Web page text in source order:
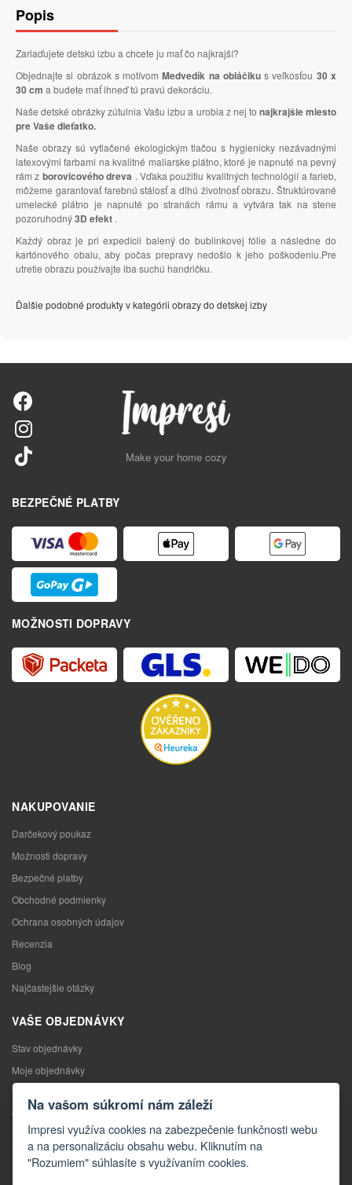
Popis
Zariaďujete detskú izbu a chcete ju mať čo najkrajší?
Objednajte si obrázok s motívomMedvedík na obláčikus veľkosťou 30 x
30 cm a budete mať ihneď tú pravú dekoráciu.
Naše detské obrázky zútulnia Vašu izbu a urobia z nej to najkrajšie miesto
pre Vaše dieťatko.
Naše obrazy sú vytlačené ekologickým tlačou s hygienicky nezávadnými
latexovými farbami na kvalitné maliarske plátno, ktoré je napnuté na pevný
rám z borovicového dreva . Vďaka použitiu kvalitných technológií a farieb,
môžeme garantovať farebnú stálosť a dlhú životnosť obrazu. Štruktúrované
umelecké plátno je napnuté po stranách rámu a vytvára tak na stene
pozoruhodný3D efekt .
Každý obraz je pri expedícii balený do bublinkovej fólie a následne do
kartónového obalu, aby počas prepravy nedošlo k jeho poškodeniu.Pre
utretie obrazu používajte iba suchú handričku.
Ďalšie podobné produkty v kategórii obrazy do detskej izby
Make your home cozy
BEZPEČNÉ PLATBY
MOŽNOSTI DOPRAVY
NAKUPOVANIE
Darčekový poukaz
Možnosti dopravy
Bezpečné platby
Obchodné podmienky
Ochrana osobných údajov
Recenzia
Blog
Najčastejšie otázky
VAŠE OBJEDNÁVKY
Stav objednávky
Moje objednávky
Výmena tovaru
Odstúpenie od kúpnej zmluvy
Reklamácia
KONTAKTY
Na vašom súkromí nám záleží
Impresi využíva cookies na zabezpečenie funkčnosti webu
a na personalizáciu obsahu webu. Kliknutím na
"Rozumiem" súhlasíte s využívaním cookies.